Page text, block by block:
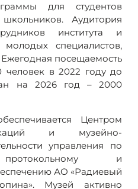
для студентов
Аудитория
института и
специалистов,
посещаемость
человек в 2022 году до
на 2026 год – 2000
Центром
и музейно-
управления по
и
АО «Радиевый
Музей активно